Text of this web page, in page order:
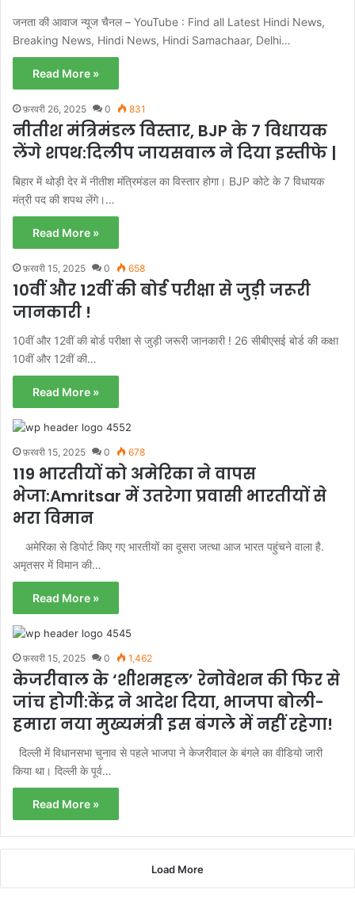
जनता की आवाज न्यूज चैनल – YouTube : Find all Latest Hindi News,
Breaking News, Hindi News, Hindi Samachaar, Delhi…
Read More »
फ़रवरी 26, 2025 0 831
नीतीश मंत्रिमंडल विस्तार, BJP के 7 विधायक
लेंगे शपथ:दिलीप जायसवाल ने दिया इस्तीफे |
बिहार में थोड़ी देर में नीतीश मंत्रिमंडल का विस्तार होगा। ‌BJP कोटे के 7 विधायक
मंत्री पद की शपथ लेंगे।…
Read More »
फ़रवरी 15, 2025 0 658
10वीं और 12वीं की बोर्ड परीक्षा से जुड़ी जरूरी
जानकारी !
10वीं और 12वीं की बोर्ड परीक्षा से जुड़ी जरूरी जानकारी ! 26 सीबीएसई बोर्ड की कक्षा
10वीं और 12वीं की…
Read More »
फ़रवरी 15, 2025 0 678
119 भारतीयों को अमेरिका ने वापस
भेजा:Amritsar में उतरेगा प्रवासी भारतीयों से
भरा विमान
अमेरिका से डिपोर्ट किए गए भारतीयों का दूसरा जत्था आज भारत पहुंचने वाला है.
अमृतसर में विमान की…
Read More »
फ़रवरी 15, 2025 0 1,462
केजरीवाल के ‘शीशमहल’ रेनोवेशन की फिर से
जांच होगी:केंद्र ने आदेश दिया, भाजपा बोली-
हमारा नया मुख्यमंत्री इस बंगले में नहीं रहेगा!
दिल्ली में विधानसभा चुनाव से पहले भाजपा ने केजरीवाल के बंगले का वीडियो जारी
किया था। दिल्ली के पूर्व…
Read More »
Load More